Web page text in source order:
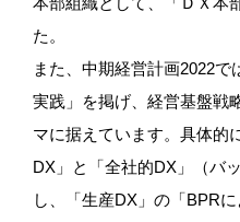
た。
また、中期経営計画2022
実践」を掲げ、経営基盤戦
マに据えています。具体的
DX」と「全社的DX」（バ
し、「生産DX」の「BPR